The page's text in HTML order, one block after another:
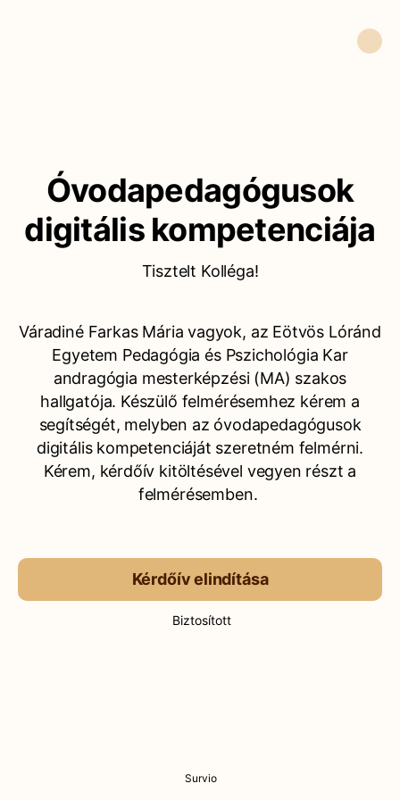
Óvodapedagógusok
digitális kompetenciája
Tisztelt Kolléga!
Váradiné Farkas Mária vagyok, az Eötvös Lóránd
Egyetem Pedagógia és Pszichológia Kar
andragógia mesterképzési (MA) szakos
hallgatója. Készülő felmérésemhez kérem a
segítségét, melyben az óvodapedagógusok
digitális kompetenciáját szeretném felmérni.
Kérem, kérdőív kitöltésével vegyen részt a
felmérésemben.
Kérdőív elindítása
Biztosított
Survio